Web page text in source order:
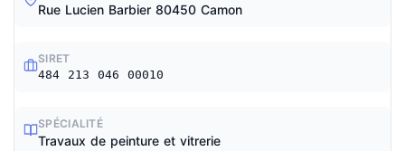
Rue Lucien Barbier 80450 Camon
SIRET
484 213 046 00010
SPÉCIALITÉ
Travaux de peinture et vitrerie